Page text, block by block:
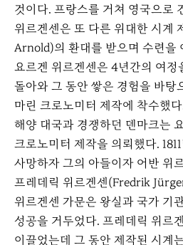
것이다. 프랑스를 거쳐 영국으로
위르겐센은 또 다른 위대한 시계
Arnold)의 환대를 받으며 수련을
요르겐 위르겐센은 4년간의 여정
돌아와 그 동안 쌓은 경험을 바탕
마린 크로노미터 제작에 착수했
해양 대국과 경쟁하던 덴마크는
크로노미터 제작을 의뢰했다.
사망하자 그의 아들이자 어반 위
프레데릭 위르겐센(Fredrik
위르겐센 가문은 왕실과 국가 기
성공을 거두었다. 프레데릭 위르
이끌었는데 그 동안 제작된 시계